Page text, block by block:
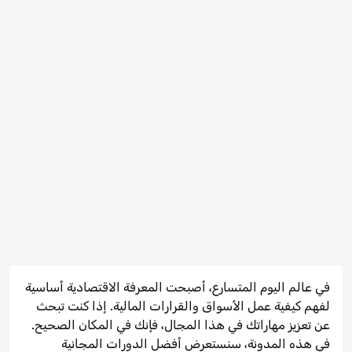
في عالم اليوم المتسارع، أصبحت المعرفة الاقتصادية أساسية
لفهم كيفية عمل الأسواق والقرارات المالية. إذا كنت تبحث
عن تعزيز مهاراتك في هذا المجال، فإنك في المكان الصحيح.
في هذه المدونة، سنستعرض أفضل الدورات المجانية